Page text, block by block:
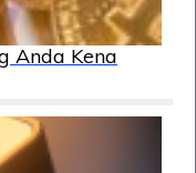
Anda Kena